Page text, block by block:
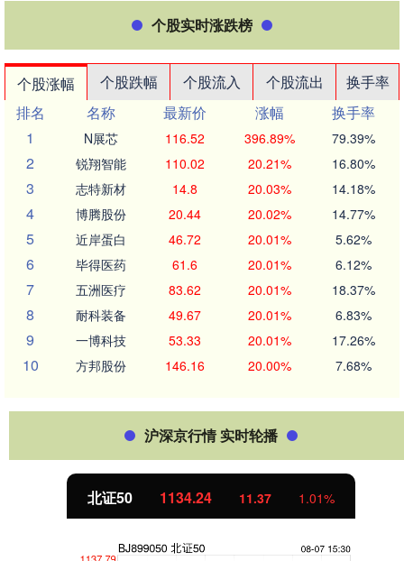
个股实时涨跌榜
个股涨幅 个股跌幅 个股流入 个股流出
换手率
排名
名称 最新价 涨幅
换手率
1
N展芯 116.52 396.89% 79.39%
2 锐翔智能 110.02 20.21% 16.80%
3 志特新材 14.8 20.03% 14.18%
4 博腾股份 20.44 20.02% 14.77%
5 近岸蛋白 46.72 20.01% 5.62%
6 毕得医药 61.6 20.01% 6.12%
7 五洲医疗 83.62 20.01% 18.37%
8 耐科装备 49.67 20.01% 6.83%
9 一博科技 53.33 20.01% 17.26%
10 方邦股份 146.16 20.00% 7.68%
沪深京行情 实时轮播
北证50 1134.24 11.37 1.01%